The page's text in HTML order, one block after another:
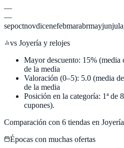
—
—
sepoctnovdicenefebmarabrmayjunjul
vs Joyería y relojes
Mayor descuento: 15% (media
de la media
Valoración (0–5): 5.0 (media
de la media
Posición en la categoría: 1ª de 8
cupones).
Comparación con 6 tiendas en
Épocas con muchas ofertas